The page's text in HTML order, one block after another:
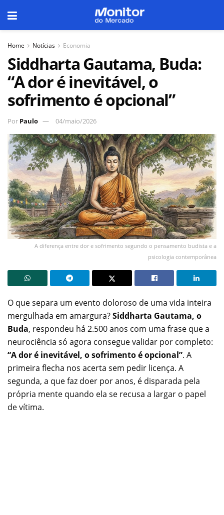
Home Notícias Economia
Siddharta Gautama, Buda:
“A dor é inevitável, o
sofrimento é opcional”
Por Paulo 04/maio/2026
A diferença entre dor e sofrimento segundo o pensamento budista e a
psicologia contemporânea
O que separa um evento doloroso de uma vida inteira
mergulhada em amargura?Siddharta Gautama, o
Buda, respondeu há 2.500 anos com uma frase que a
neurociência só agora consegue validar por completo:
“A dor é inevitável, o sofrimento é opcional”. A
primeira flecha nos acerta sem pedir licença. A
segunda, a que faz doer por anos, é disparada pela
própria mente quando ela se recusa a largar o papel
de vítima.